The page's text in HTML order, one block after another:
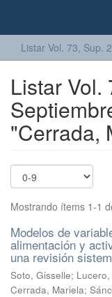
Listar Vol. 73, Sup.
Listar Vol.
"Cerrada,
Mostrando ítems 1-1
Modelos de
alimentación y
una revisión
Soto, Gisselle;
Cerrada, Mariela;